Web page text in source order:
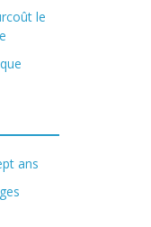
le
ans